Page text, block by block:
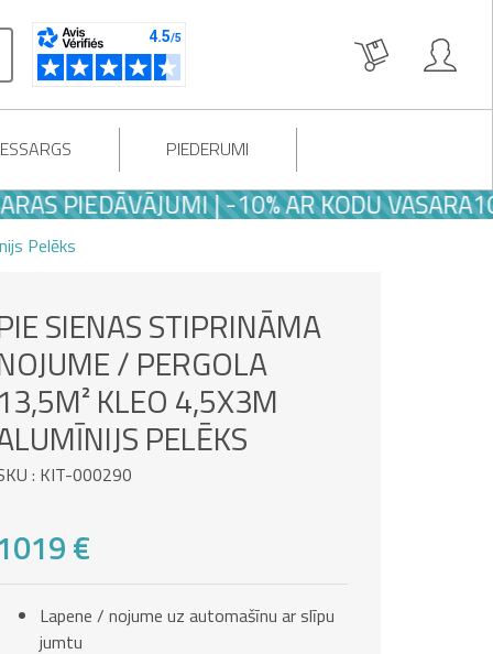
PIEDERUMI
| -10% AR KODU VASARA10
Pelēks
SIENAS STIPRINĀMA
/ PERGOLA
KLEO 4,5X3M
PELĒKS
: KIT-000290
€
Lapene / nojume uz automašīnu ar slīpu
jumtu